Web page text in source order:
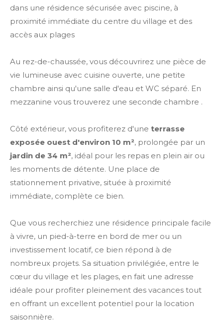
dans une résidence sécurisée avec piscine, à
proximité immédiate du centre du village et des
accès aux plages
Au rez-de-chaussée, vous découvrirez une pièce de
vie lumineuse avec cuisine ouverte, une petite
chambre ainsi qu'une salle d'eau et WC séparé. En
mezzanine vous trouverez une seconde chambre .
Côté extérieur, vous profiterez d'une terrasse
exposée ouest d'environ 10 m², prolongée par un
jardin de 34 m², idéal pour les repas en plein air ou
les moments de détente. Une place de
stationnement privative, située à proximité
immédiate, complète ce bien.
Que vous recherchiez une résidence principale facile
à vivre, un pied-à-terre en bord de mer ou un
investissement locatif, ce bien répond à de
nombreux projets. Sa situation privilégiée, entre le
cœur du village et les plages, en fait une adresse
idéale pour profiter pleinement des vacances tout
en offrant un excellent potentiel pour la location
saisonnière.